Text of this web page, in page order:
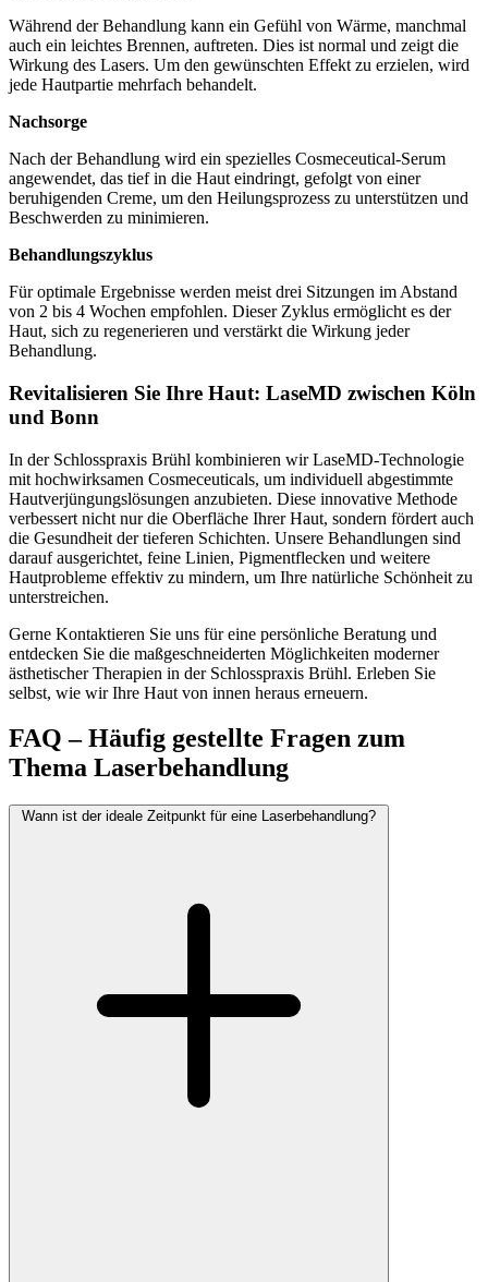
Während der Behandlung kann ein Gefühl von Wärme, manchmal
auch ein leichtes Brennen, auftreten. Dies ist normal und zeigt die
Wirkung des Lasers. Um den gewünschten Effekt zu erzielen, wird
jede Hautpartie mehrfach behandelt.
Nachsorge
Nach der Behandlung wird ein spezielles Cosmeceutical-Serum
angewendet, das tief in die Haut eindringt, gefolgt von einer
beruhigenden Creme, um den Heilungsprozess zu unterstützen und
Beschwerden zu minimieren.
Behandlungszyklus
Für optimale Ergebnisse werden meist drei Sitzungen im Abstand
von 2 bis 4 Wochen empfohlen. Dieser Zyklus ermöglicht es der
Haut, sich zu regenerieren und verstärkt die Wirkung jeder
Behandlung.
Revitalisieren Sie Ihre Haut: LaseMD zwischen Köln
und Bonn
In der Schlosspraxis Brühl kombinieren wir LaseMD-Technologie
mit hochwirksamen Cosmeceuticals, um individuell abgestimmte
Hautverjüngungslösungen anzubieten. Diese innovative Methode
verbessert nicht nur die Oberfläche Ihrer Haut, sondern fördert auch
die Gesundheit der tieferen Schichten. Unsere Behandlungen sind
darauf ausgerichtet, feine Linien, Pigmentflecken und weitere
Hautprobleme effektiv zu mindern, um Ihre natürliche Schönheit zu
unterstreichen.
Gerne Kontaktieren Sie uns für eine persönliche Beratung und
entdecken Sie die maßgeschneiderten Möglichkeiten moderner
ästhetischer Therapien in der Schlosspraxis Brühl. Erleben Sie
selbst, wie wir Ihre Haut von innen heraus erneuern.
FAQ – Häufig gestellte Fragen zum
Thema Laserbehandlung
Wann ist der ideale Zeitpunkt für eine Laserbehandlung?